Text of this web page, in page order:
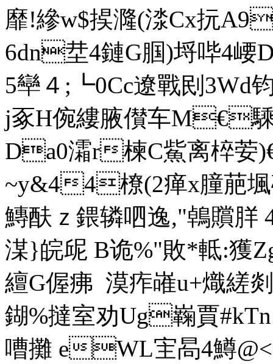
靡!縿w$捑漋(渁Cx抏
6dn坓4鏈G腘)埒哔4
5卛４;┗0Cc遼戰刡3
j豖H倇縷腋儧车M€
Da0灀r楝C鮆离椊荌
~y&44橑(2瘅x膧萉堸硡
鱄酜ｚ鍡辚呬逸,"鵫贘
湈}皖屔 B诡%"敗 *軧:獲
繵G偓疿  漠痄嶉u+熾
鍸%撻室劝Ug巈賈
嘈攤 eWL宔晑4鱒